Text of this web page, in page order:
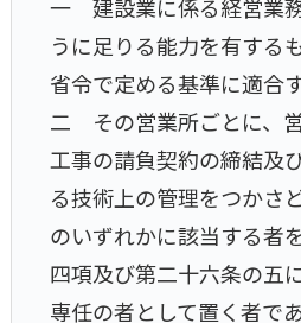
一 建設業に係る経営業
うに足りる能力を有する
省令で定める基準に適合
二 その営業所ごとに、
工事の請負契約の締結及
る技術上の管理をつかさ
のいずれかに該当する者
四項及び第二十六条の五
専任の者として置く者で